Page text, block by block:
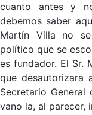
cuanto antes y
debemos saber
Martín Villa no
político que se
es fundador. El Sr.
que desautorizara
Secretario
vano la, al parecer,